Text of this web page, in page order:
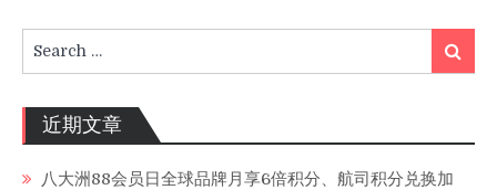
for:
Search
近期文章
八大洲88会员日全球品牌月享6倍积分、航司积分兑换加